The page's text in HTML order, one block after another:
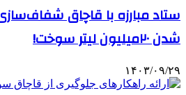
ستاد مبارزه با قاچاق
شدن ۲۰میلیون لیتر سوخت!
۱۴۰۳/۰۹/۲۹